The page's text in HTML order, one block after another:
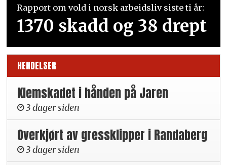
Rapport om vold i norsk arbeidsliv siste ti år:
1370 skadd og 38 drept
HENDELSER
Klemskadet i hånden på Jaren
3 dager siden
Overkjørt av gressklipper i Randaberg
3 dager siden